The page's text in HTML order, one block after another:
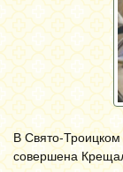
В Свято-
совершена